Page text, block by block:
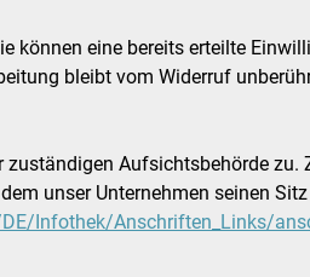
eine bereits erteilte
bleibt vom Widerruf
Aufsichtsbehörde
unser Unternehmen seinen
Infothek/Anschriften_Links/